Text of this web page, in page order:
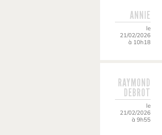
ANNIE
le
21/02/2026
à 10h18
RAYMOND
DEBROT
le
21/02/2026
à 9h55